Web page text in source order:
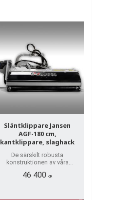
Släntklippare Jansen
AGF-180 cm,
kantklippare, slaghack
De särskilt robusta
konstruktionen av våra
sticker ut. I motsats till de
46 400 KR